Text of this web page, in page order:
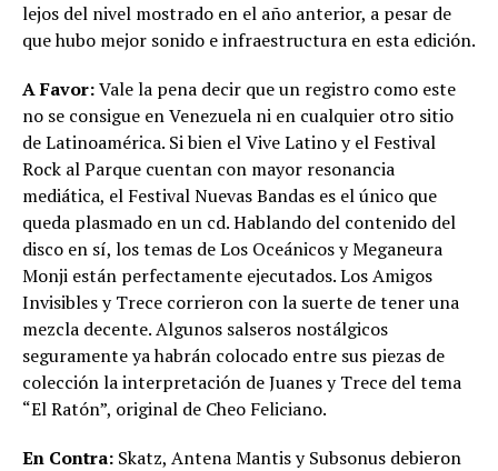
lejos del nivel mostrado en el año anterior, a pesar de
que hubo mejor sonido e infraestructura en esta edición.
A Favor:Vale la pena decir que un registro como este
no se consigue en Venezuela ni en cualquier otro sitio
de Latinoamérica. Si bien el Vive Latino y el Festival
Rock al Parque cuentan con mayor resonancia
mediática, el Festival Nuevas Bandas es el único que
queda plasmado en un cd. Hablando del contenido del
disco en sí, los temas de Los Oceánicos y Meganeura
Monji están perfectamente ejecutados. Los Amigos
Invisibles y Trece corrieron con la suerte de tener una
mezcla decente. Algunos salseros nostálgicos
seguramente ya habrán colocado entre sus piezas de
colección la interpretación de Juanes y Trece del tema
“El Ratón”, original de Cheo Feliciano.
En Contra: Skatz, Antena Mantis y Subsonus debieron